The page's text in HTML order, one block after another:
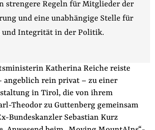
strengere Regeln für Mitglieder der
und eine unabhängige Stelle für
und Integrität in der Politik.
Katherina Reiche reiste
angeblich rein privat – zu einer
in Tirol, die von ihrem
Theodor zu Guttenberg gemeinsam
Bundeskanzler Sebastian Kurz